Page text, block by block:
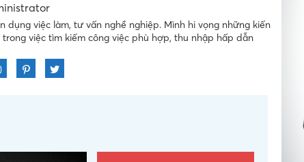
dụng việc làm, tư vấn nghề nghiệp. Mình hi vọng những kiến
việc tìm kiếm công việc phù hợp, thu nhập hấp dẫn